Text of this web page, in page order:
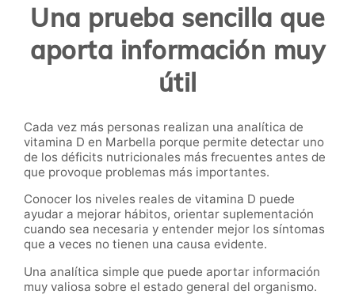
Una prueba sencilla que
aporta información muy
útil
Cada vez más personas realizan una analítica de
vitamina D en Marbella porque permite detectar uno
de los déficits nutricionales más frecuentes antes de
que provoque problemas más importantes.
Conocer los niveles reales de vitamina D puede
ayudar a mejorar hábitos, orientar suplementación
cuando sea necesaria y entender mejor los síntomas
que a veces no tienen una causa evidente.
Una analítica simple que puede aportar información
muy valiosa sobre el estado general del organismo.